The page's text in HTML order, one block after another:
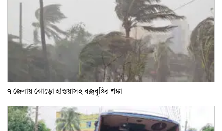
৭ জেলায় ঝোড়ো হাওয়াসহ বজ্রবৃষ্টির শঙ্কা